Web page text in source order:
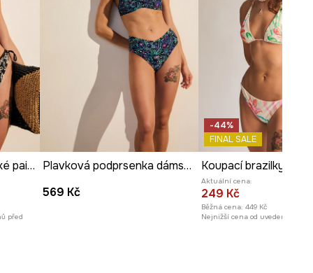
Zpevnění košíčků
lehká výztuž,
Vyjímatelné vložky
Koupací brazilky dámské paisley
před
Plavková podprsenka dámská s volánem
569 Kč
-44%
FINAL SALE
Aktuální cena:
249 Kč
Běžná cena: 449 Kč
Nejnižší cena od uvedení na